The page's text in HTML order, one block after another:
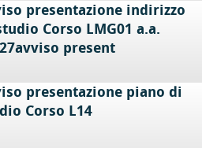
presentazione indirizzo
Corso LMG01 a.a.
present
presentazione piano di
Corso L14